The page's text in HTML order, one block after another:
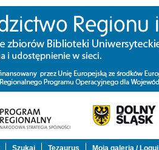
Szukaj Tezaurus Moja galeria / Loguj